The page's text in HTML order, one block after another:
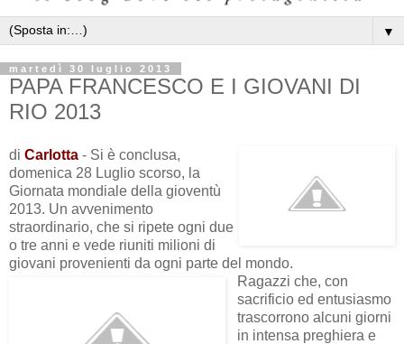
▼
martedì 30 luglio 2013
PAPA FRANCESCO E I GIOVANI DI
RIO 2013
di Carlotta - Si è conclusa,
domenica 28 Luglio scorso, la
Giornata mondiale della gioventù
2013. Un avvenimento
straordinario, che si ripete ogni due
o tre anni e vede riuniti milioni di
giovani provenienti da ogni parte del mondo.
Ragazzi che, con
sacrificio ed entusiasmo
trascorrono alcuni giorni
in intensa preghiera e